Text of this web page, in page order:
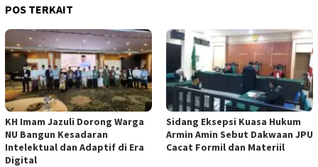
POS TERKAIT
KH Imam Jazuli Dorong Warga
NU Bangun Kesadaran
Intelektual dan Adaptif di Era
Digital
‎Sidang Eksepsi Kuasa Hukum
Armin Amin Sebut Dakwaan JPU
Cacat Formil dan Materiil